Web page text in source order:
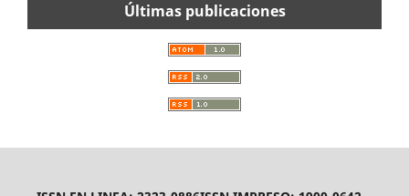
Últimas publicaciones